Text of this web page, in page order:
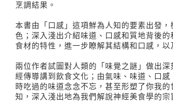
烹調結果。
本書由「口感」這項鮮為人知的要素出發
色；深入淺出介紹味道、口感和質地背後
食材的特性，進一步瞭解其結構和口感，以
兩位作者試圖對人類的「味覺之謎」做出
經傳導講到飲食文化；由氣味、味道、口
時吃過的味道念念不忘，甚至形塑了你我
知，深入淺出地為我們解說神經美食學的